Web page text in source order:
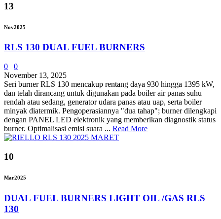
13
Nov2025
RLS 130 DUAL FUEL BURNERS
0
0
November 13, 2025
Seri burner RLS 130 mencakup rentang daya 930 hingga 1395 kW,
dan telah dirancang untuk digunakan pada boiler air panas suhu
rendah atau sedang, generator udara panas atau uap, serta boiler
minyak diatermik. Pengoperasiannya "dua tahap"; burner dilengkapi
dengan PANEL LED elektronik yang memberikan diagnostik status
burner. Optimalisasi emisi suara ... Read More
10
Mar2025
DUAL FUEL BURNERS LIGHT OIL /GAS RLS
130